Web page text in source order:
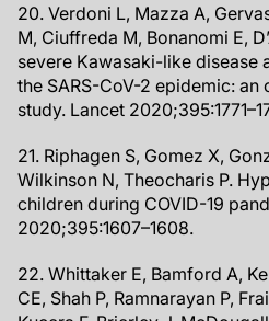
20. Verdoni L, Mazza A,
M, Ciuffreda M, Bonanomi E,
severe Kawasaki-like disease
the SARS-CoV-2 epidemic:
study. Lancet
21. Riphagen S, Gomez X,
Wilkinson N, Theocharis P.
children during COVID-19
2020;395:1607–1608.
22. Whittaker E, Bamford A,
CE, Shah P, Ramnarayan P,